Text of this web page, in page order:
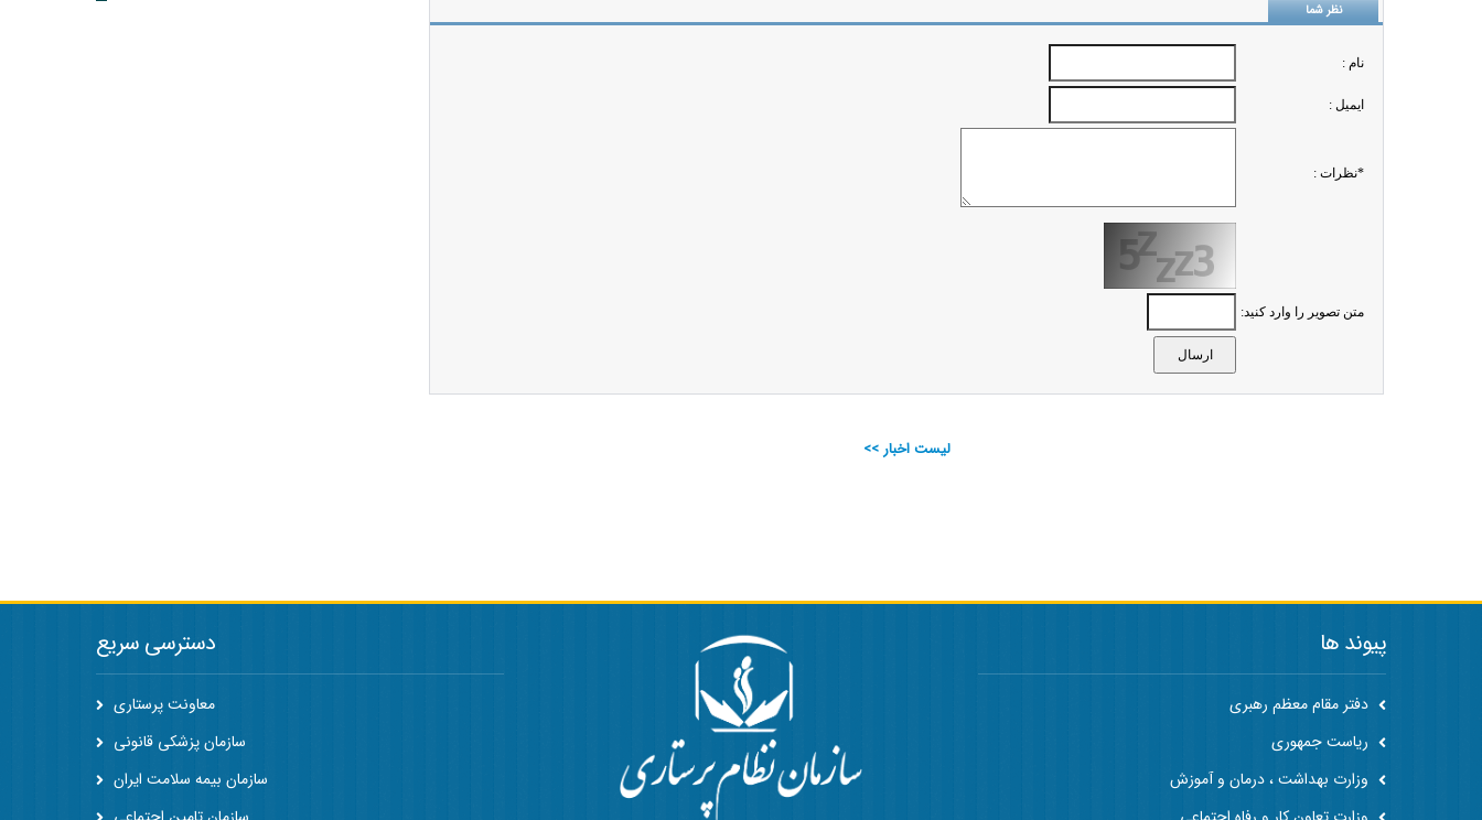
نظر شما
نام :
ايميل :
*نظرات :
متن تصویر را وارد کنید:
لیست اخبار >>
پیوند ها
دفتر مقام معظم رهبری
ریاست جمهوری
وزارت بهداشت ، درمان و آموزش
دسترسی سریع
معاونت پرستاری
سازمان پزشکی قانونی
سازمان بیمه سلامت ایران